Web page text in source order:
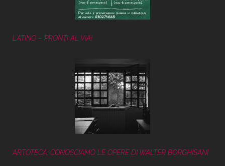
LATINO – PRONTI AL VIA!
ARTOTECA: CONOSCIAMO LE OPERE DI WALTER BORGHISANI